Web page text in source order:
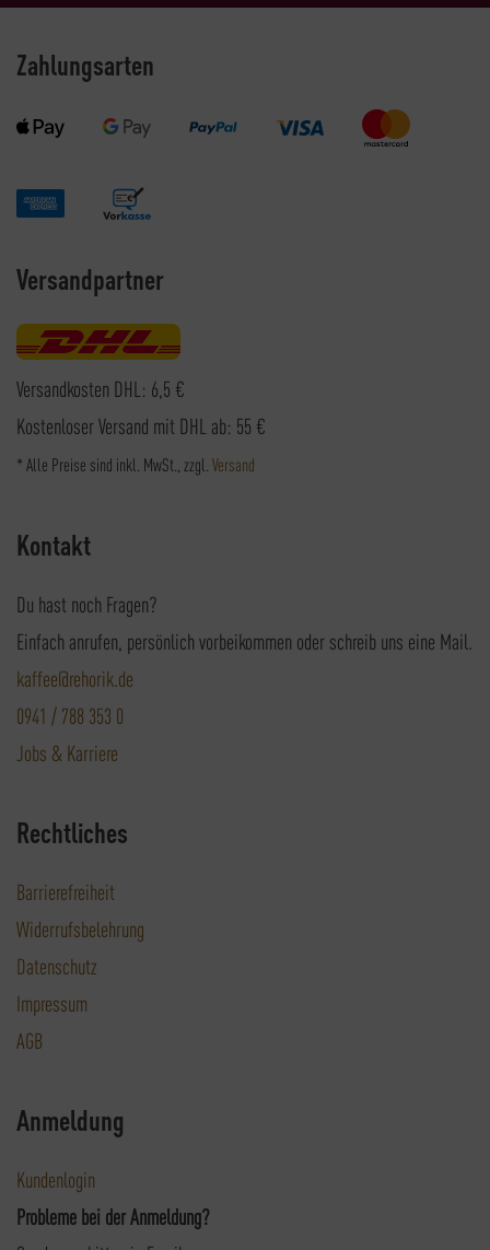
Zahlungsarten
Versandpartner
Versandkosten DHL: 6,5 €
Kostenloser Versand mit DHL ab: 55 €
* Alle Preise sind inkl. MwSt., zzgl. Versand
Kontakt
Du hast noch Fragen?
Einfach anrufen, persönlich vorbeikommen oder schreib uns eine Mail.
kaffee@rehorik.de
0941 / 788 353 0
Jobs & Karriere
Rechtliches
Barrierefreiheit
Widerrufsbelehrung
Datenschutz
Impressum
AGB
Anmeldung
Kundenlogin
Probleme bei der Anmeldung?